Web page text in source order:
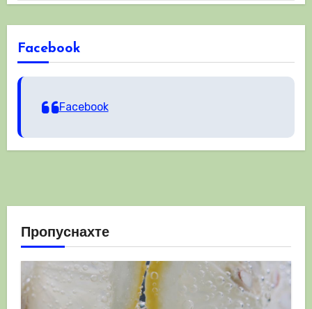
Facebook
Facebook
Пропуснахте